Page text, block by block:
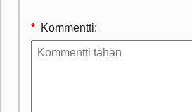
* Kommentti: